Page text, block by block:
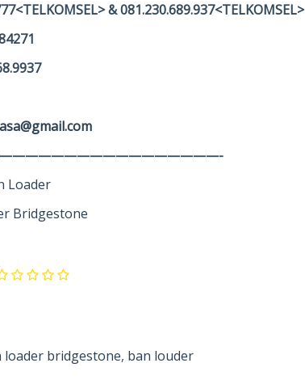
& 081.230.689.937<TELKOMSEL>
Loader
Bridgestone
loader bridgestone, ban louder